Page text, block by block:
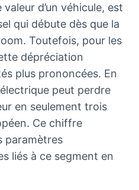
d’un véhicule, est
qui débute dès que la
Toutefois, pour les
dépréciation
plus prononcées. En
peut perdre
en seulement trois
Ce chiffre
paramètres
liés à ce segment en